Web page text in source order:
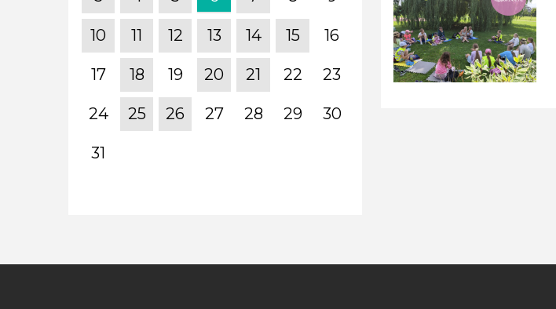
10 11 12 13 14 15 16
17 18 19 20 21 22 23
24 25 26 27 28 29 30
31